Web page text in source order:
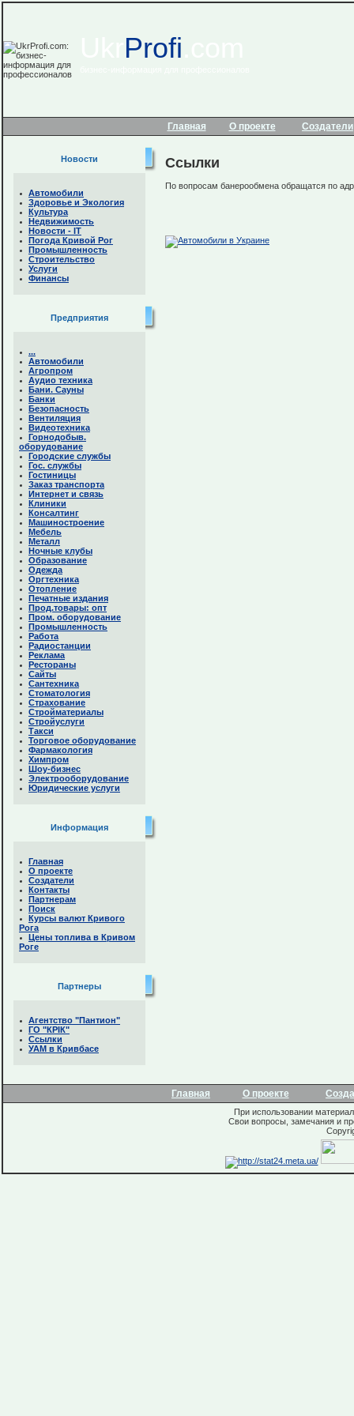
Profi
Главная О проекте Создатели
Новости
Автомобили
Здоровье и Экология
Культура
Недвижимость
Новости - IТ
Погода Кривой Рог
Промышленность
Строительство
Услуги
Финансы
Предприятия
...
Автомобили
Агропром
Аудио техника
Бани. Сауны
Банки
Безопасность
Вентиляция
Видеотехника
Горнодобыв.
оборудование
Городские службы
Гос. службы
Гостиницы
Заказ транспорта
Интернет и связь
Клиники
Консалтинг
Машиностроение
Мебель
Металл
Ночные клубы
Образование
Одежда
Оргтехника
Отопление
Печатные издания
Прод.товары: опт
Пром. оборудование
Промышленность
Работа
Радиостанции
Реклама
Рестораны
Сайты
Сантехника
Стоматология
Страхование
Стройматериалы
Стройуслуги
Такси
Торговое оборудование
Фармакология
Химпром
Шоу-бизнес
Электрооборудование
Юридические услуги
Информация
Главная
О проекте
Создатели
Контакты
Партнерам
Поиск
Курсы валют Кривого
Рога
Цены топлива в Кривом
Роге
Партнеры
Агентство "Пантион"
ГО "КРІК"
Ссылки
УАМ в Кривбасе
Ссылки
По вопросам банерообмена обращатся по
Главная О проекте
При использовании
Свои вопросы, замечания и